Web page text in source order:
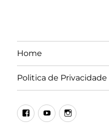
Home
Politica de
Facebook
Youtube